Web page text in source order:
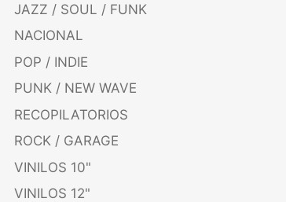
JAZZ / SOUL / FUNK
NACIONAL
POP / INDIE
PUNK / NEW WAVE
RECOPILATORIOS
ROCK / GARAGE
VINILOS 10"
VINILOS 12"